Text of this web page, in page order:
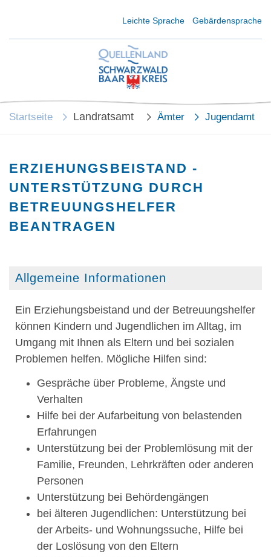
Leichte Sprache Gebärdensprache
Startseite Landratsamt Ämter Jugendamt
ERZIEHUNGSBEISTAND -
UNTERSTÜTZUNG DURCH
BETREUUNGSHELFER
BEANTRAGEN
Allgemeine Informationen
Ein Erziehungsbeistand und der Betreuungshelfer
können Kindern und Jugendlichen im Alltag, im
Umgang mit Ihnen als Eltern und bei sozialen
Problemen helfen. Mögliche Hilfen sind:
Gespräche über Probleme, Ängste und
Verhalten
Hilfe bei der Aufarbeitung von belastenden
Erfahrungen
Unterstützung bei der Problemlösung mit der
Familie, Freunden, Lehrkräften oder anderen
Personen
Unterstützung bei Behördengängen
bei älteren Jugendlichen: Unterstützung bei
der Arbeits- und Wohnungssuche, Hilfe bei
der Loslösung von den Eltern